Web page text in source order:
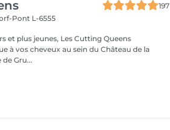
197
Pont L-6555
Les Cutting Queens
à vos cheveux au sein du Château de la
Gru...